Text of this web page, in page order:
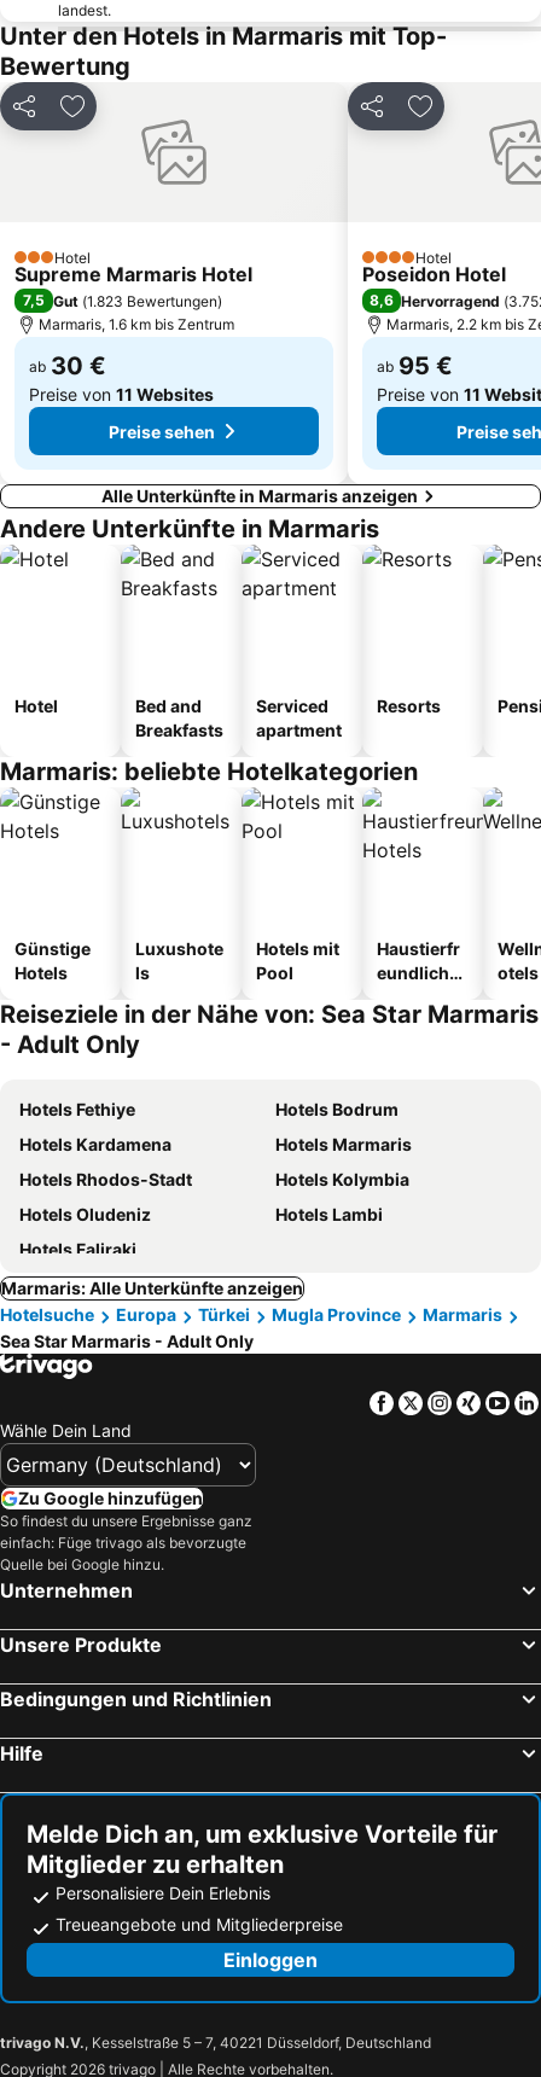
Hospiz St Katharina
Grand Bazzar
Mersin Limani
Mugla Bus Terminal
Rhodes City Tour
Bordubet
Dalyanağzı
Mandráki
Kumluk Public Beach
Burg von Marmaris
landest.
Unter den Hotels in Marmaris mit Top-
Bewertung
Teilen Zu Favoriten hinzufügen
3 Sterne
Hotel
Supreme Marmaris Hotel
7,5 Gut (1.823 Bewertungen)
Marmaris, 1.6 km bis Zentrum
ab 30 €
Preise von 11 Websites
Preise sehen
Teilen Zu Favoriten
4 SterneHotel
Poseidon Hotel
8,6 Hervorragend (
Marmaris, 2.2 km bis
ab 95 €
Preise von 11
Preise
Alle Unterkünfte in Marmaris anzeigen
Andere Unterkünfte in Marmaris
Hotel
Bed and
Breakfasts
Serviced
apartment
Resorts
Marmaris: beliebte Hotelkategorien
Günstige
Hotels
Luxushote
ls
Hotels mit
Pool
Haustierfr
eundliche
otels
Reiseziele in der Nähe von: Sea Star Marmaris
- Adult Only
Hotels Fethiye
Hotels Bodrum
Hotels Kardamena
Hotels Marmaris
Hotels Rhodos-Stadt
Hotels Kolymbia
Hotels Oludeniz
Hotels Lambi
Hotels Faliraki
Marmaris: Alle Unterkünfte anzeigen
Hotelsuche
Europa Türkei Mugla Province
Marmaris
Sea Star Marmaris - Adult Only
Facebook
TwitterXing
Wähle Dein Land
Zu Google hinzufügen
So findest du unsere Ergebnisse ganz
einfach: Füge trivago als bevorzugte
Quelle bei Google hinzu.
Unternehmen
Unsere Produkte
Bedingungen und Richtlinien
Hilfe
Melde Dich an, um exklusive Vorteile für
Mitglieder zu erhalten
Personalisiere Dein Erlebnis
Treueangebote und Mitgliederpreise
Einloggen
trivago N.V., Kesselstraße 5 – 7, 40221 Düsseldorf, Deutschland
Copyright 2026 trivago | Alle Rechte vorbehalten.